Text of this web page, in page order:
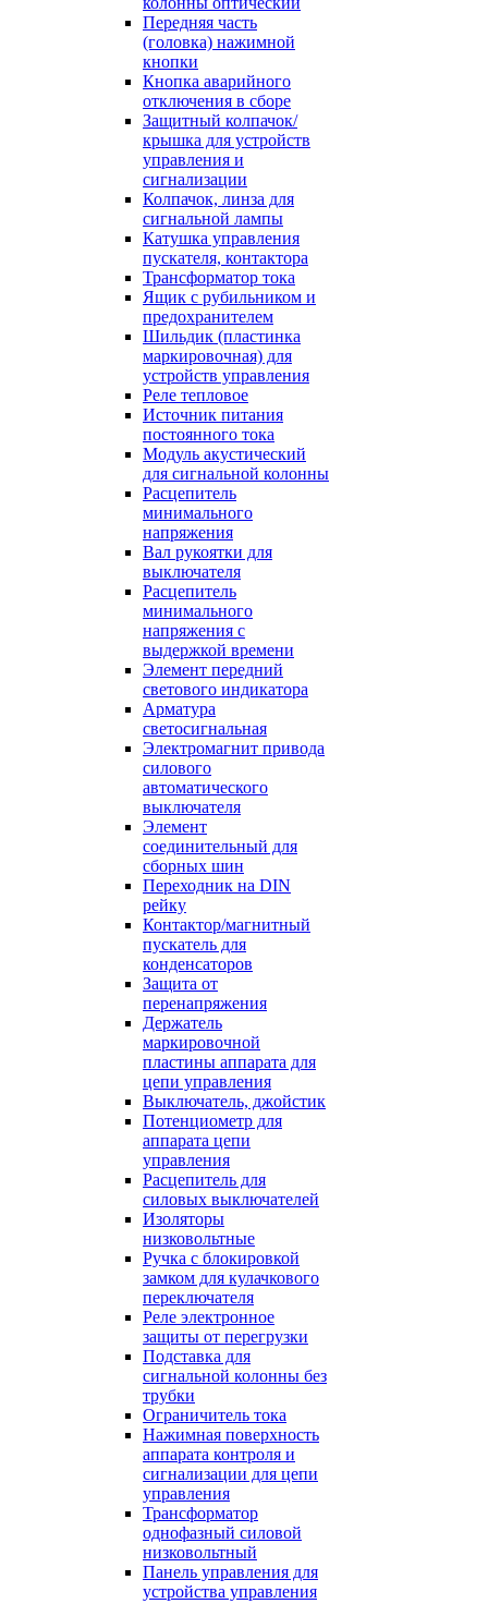
Передняя часть
(головка) нажимной
кнопки
Кнопка аварийного
отключения в сборе
Защитный колпачок/
крышка для устройств
управления и
сигнализации
Колпачок, линза для
сигнальной лампы
Катушка управления
пускателя, контактора
Трансформатор тока
Ящик с рубильником и
предохранителем
Шильдик (пластинка
маркировочная) для
устройств управления
Реле тепловое
Источник питания
постоянного тока
Модуль акустический
для сигнальной колонны
Расцепитель
минимального
напряжения
Вал рукоятки для
выключателя
Расцепитель
минимального
напряжения с
выдержкой времени
Элемент передний
светового индикатора
Арматура
светосигнальная
Электромагнит привода
силового
автоматического
выключателя
Элемент
соединительный для
сборных шин
Переходник на DIN
рейку
Контактор/магнитный
пускатель для
конденсаторов
Защита от
перенапряжения
Держатель
маркировочной
пластины аппарата для
цепи управления
Выключатель, джойстик
Потенциометр для
аппарата цепи
управления
Расцепитель для
силовых выключателей
Изоляторы
низковольтные
Ручка с блокировкой
замком для кулачкового
переключателя
Реле электронное
защиты от перегрузки
Подставка для
сигнальной колонны без
трубки
Ограничитель тока
Нажимная поверхность
аппарата контроля и
сигнализации для цепи
управления
Трансформатор
однофазный силовой
низковольтный
Панель управления для
устройства управления